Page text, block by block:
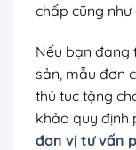
chấp cũng
Nếu bạn đang
sản, mẫu đơn
thủ tục tặng
khảo quy định
đơn vị tư vấn